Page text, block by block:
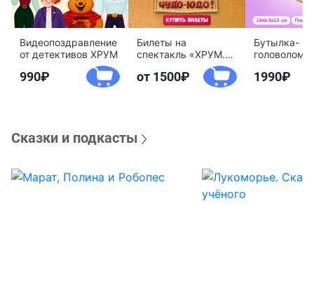
Видеопоздравление
от детективов ХРУМ
990
Билеты на
спектакль «ХРУМ.
Осторожно, Чудо-
Юдо!»
от 1500
Бутылка-
агентство
1990
Сказки и подкасты